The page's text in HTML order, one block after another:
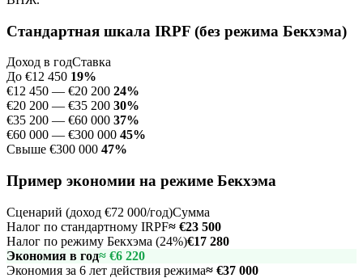
Стандартная шкала IRPF (без режима Бекхэма)
Доход в годСтавка
До €12 450 19%
€12 450 — €20 200 24%
€20 200 — €35 200 30%
€35 200 — €60 000 37%
€60 000 — €300 000 45%
Свыше €300 000 47%
Пример экономии на режиме Бекхэма
Сценарий (доход €72 000/год)Сумма
Налог по стандартному IRPF≈ €23 500
Налог по режиму Бекхэма (24%)€17 280
Экономия в год≈ €6 220
Экономия за 6 лет действия режима≈ €37 000